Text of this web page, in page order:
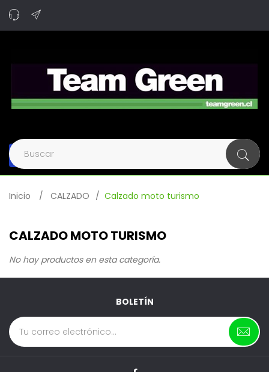
Navegación
de
palanca
Inicio
CALZADO Calzado moto turismo
CALZADO MOTO TURISMO
No hay productos en esta categoría.
BOLETÍN